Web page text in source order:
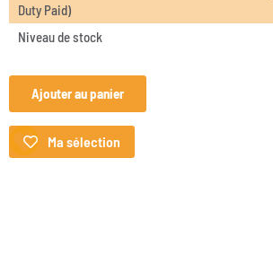
Duty Paid)
Niveau de stock
Ajouter au panier
Ma sélection